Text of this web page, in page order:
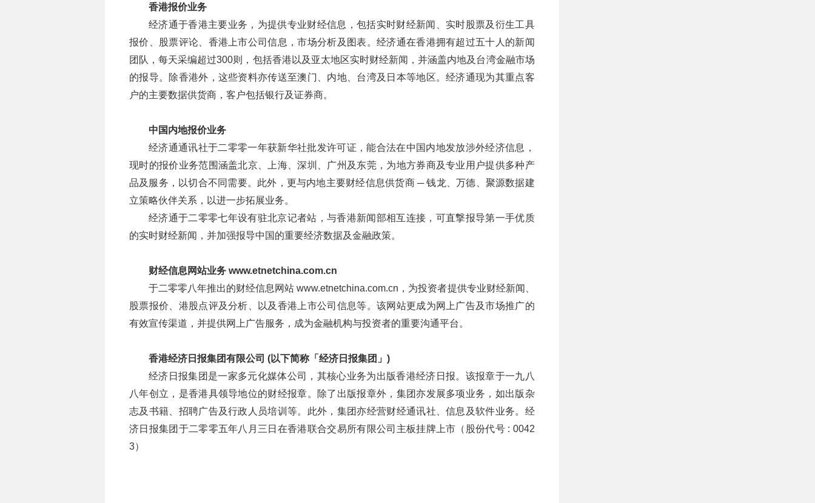
香港报价业务
经济通于香港主要业务，为提供专业财经信息，包括实时财经新闻、实时股票及衍生工具
报价、股票评论、香港上市公司信息，市场分析及图表。经济通在香港拥有超过五十人的新闻
团队，每天采编超过300则，包括香港以及亚太地区实时财经新闻，并涵盖内地及台湾金融市场
的报导。除香港外，这些资料亦传送至澳门、内地、台湾及日本等地区。经济通现为其重点客
户的主要数据供货商，客户包括银行及证券商。
中国内地报价业务
经济通通讯社于二零零一年获新华社批发许可证，能合法在中国内地发放涉外经济信息，
现时的报价业务范围涵盖北京、上海、深圳、广州及东莞，为地方券商及专业用户提供多种产
品及服务，以切合不同需要。此外，更与内地主要财经信息供货商 ─ 钱龙、万德、聚源数据建
立策略伙伴关系，以进一步拓展业务。
经济通于二零零七年设有驻北京记者站，与香港新闻部相互连接，可直撃报导第一手优质
的实时财经新闻，并加强报导中国的重要经济数据及金融政策。
财经信息网站业务 www.etnetchina.com.cn
于二零零八年推出的财经信息网站 www.etnetchina.com.cn，为投资者提供专业财经新闻、
股票报价、港股点评及分析、以及香港上市公司信息等。该网站更成为网上广告及市场推广的
有效宣传渠道，并提供网上广告服务，成为金融机构与投资者的重要沟通平台。
香港经济日报集团有限公司 (以下简称「经济日报集团」)
经济日报集团是一家多元化媒体公司，其核心业务为出版香港经济日报。该报章于一九八
八年创立，是香港具领导地位的财经报章。除了出版报章外，集团亦发展多项业务，如出版杂
志及书籍、招聘广告及行政人员培训等。此外，集团亦经营财经通讯社、信息及软件业务。经
济日报集团于二零零五年八月三日在香港联合交易所有限公司主板挂牌上市（股份代号 : 0042
3）